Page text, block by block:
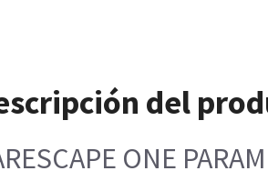
del
ONE